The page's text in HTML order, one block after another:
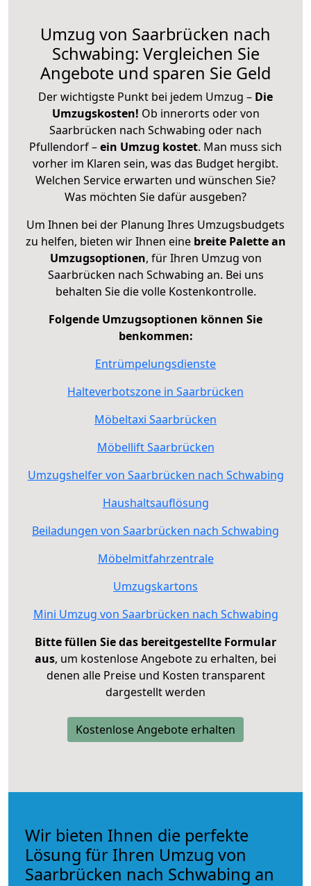
Umzug von Saarbrücken nach
Schwabing: Vergleichen Sie
Angebote und sparen Sie Geld
Der wichtigste Punkt bei jedem Umzug – Die
Umzugskosten! Ob innerorts oder von
Saarbrücken nach Schwabing oder nach
Pfullendorf –ein Umzug kostet. Man muss sich
vorher im Klaren sein, was das Budget hergibt.
Welchen Service erwarten und wünschen Sie?
Was möchten Sie dafür ausgeben?
Um Ihnen bei der Planung Ihres Umzugsbudgets
zu helfen, bieten wir Ihnen eine breite Palette an
Umzugsoptionen, für Ihren Umzug von
Saarbrücken nach Schwabing an. Bei uns
behalten Sie die volle Kostenkontrolle.
Folgende Umzugsoptionen können Sie
benkommen:
Entrümpelungsdienste
Halteverbotszone in Saarbrücken
Möbeltaxi Saarbrücken
Möbellift Saarbrücken
Umzugshelfer von Saarbrücken nach Schwabing
Haushaltsauflösung
Beiladungen von Saarbrücken nach Schwabing
Möbelmitfahrzentrale
Umzugskartons
Mini Umzug von Saarbrücken nach Schwabing
Bitte füllen Sie das bereitgestellte Formular
aus, um kostenlose Angebote zu erhalten, bei
denen alle Preise und Kosten transparent
dargestellt werden
Kostenlose Angebote erhalten
Wir bieten Ihnen die perfekte
Lösung für Ihren Umzug von
Saarbrücken nach Schwabing an